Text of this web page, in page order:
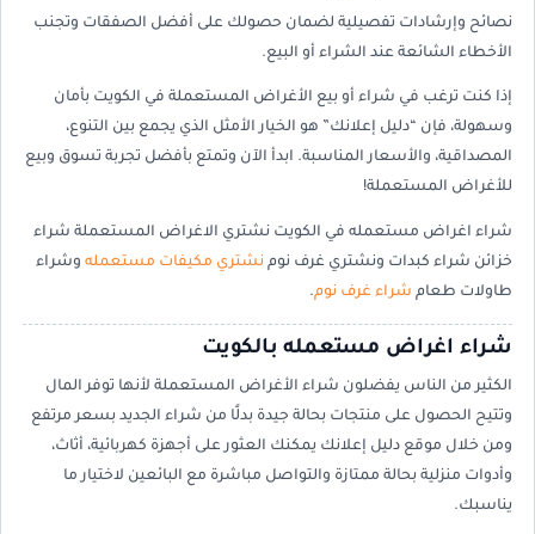
نصائح وإرشادات تفصيلية لضمان حصولك على أفضل الصفقات وتجنب
الأخطاء الشائعة عند الشراء أو البيع.
إذا كنت ترغب في شراء أو بيع الأغراض المستعملة في الكويت بأمان
وسهولة، فإن “دليل إعلانك” هو الخيار الأمثل الذي يجمع بين التنوع،
المصداقية، والأسعار المناسبة. ابدأ الآن وتمتع بأفضل تجربة تسوق وبيع
للأغراض المستعملة!
شراء اغراض مستعمله في الكويت نشتري الاغراض المستعملة شراء
خزائن شراء كبدات ونشتري غرف نوم نشتري مكيفات مستعمله وشراء
طاولات طعام شراء غرف نوم.
شراء اغراض مستعمله بالكويت
الكثير من الناس يفضلون شراء الأغراض المستعملة لأنها توفر المال
وتتيح الحصول على منتجات بحالة جيدة بدلًا من شراء الجديد بسعر مرتفع
ومن خلال موقع دليل إعلانك يمكنك العثور على أجهزة كهربائية، أثاث،
وأدوات منزلية بحالة ممتازة والتواصل مباشرة مع البائعين لاختيار ما
يناسبك.